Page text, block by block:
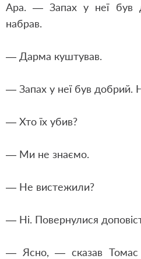
Ара. — Запах у неї був
набрав.
— Дарма куштував.
— Запах у неї був добрий.
— Хто їх убив?
— Ми не знаємо.
— Не вистежили?
— Ні. Повернулися
— Ясно, — сказав Томас